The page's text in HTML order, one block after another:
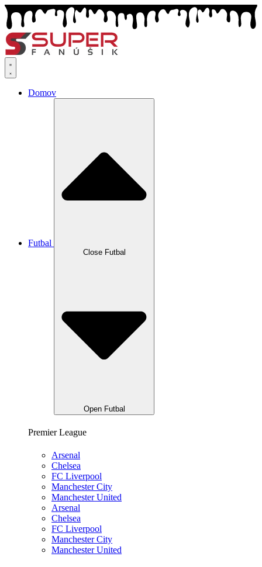
Preskočiť
na
obsah
Domov
Futbal
Close Futbal
Open Futbal
Premier League
Arsenal
Chelsea
FC Liverpool
Manchester City
Manchester United
Arsenal
Chelsea
FC Liverpool
Manchester City
Manchester United